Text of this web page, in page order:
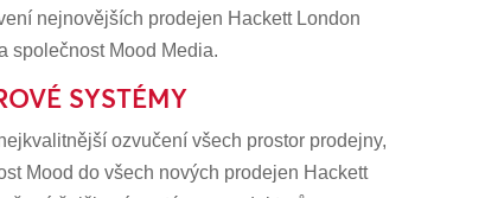
nejnovějších prodejen Hackett London
společnost Mood Media.
SYSTÉMY
ozvučení všech prostor prodejny,
Mood do všech nových prodejen Hackett